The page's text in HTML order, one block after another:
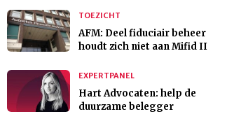
TOEZICHT
AFM: Deel fiduciair beheer
houdt zich niet aan Mifid II
EXPERTPANEL
Hart Advocaten: help de
duurzame belegger